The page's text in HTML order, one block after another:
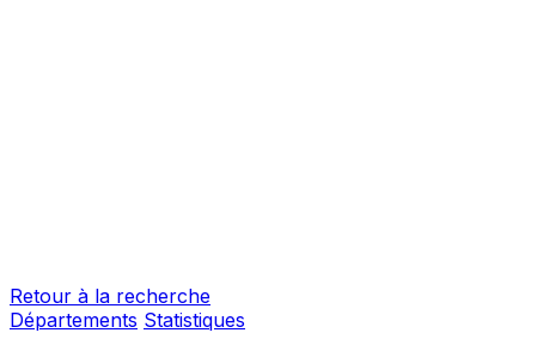
Retour à la recherche
Départements Statistiques